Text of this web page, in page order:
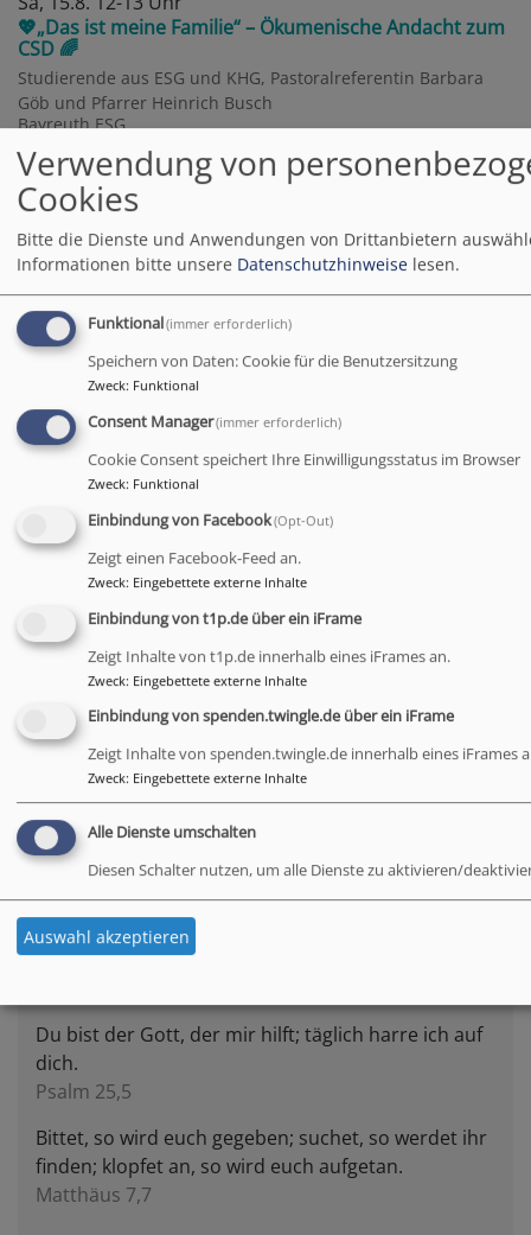
💖„Das ist meine Familie“ – Ökumenische Andacht zum
CSD 🌈
Studierende aus ESG und KHG, Pastoralreferentin Barbara
Göb und Pfarrer Heinrich Busch
Bayreuth ESG
Sa, 15.8. 19 Uhr
Abend-Gottesdienst
Dekan a. D. Hans Peetz
Obernsees St. Rupert Obernsees
Mo, 17.8. - Fr, 21.8.
Ferientag am Fichtelsee für Konfis
Anja Fuchs / Kerstin Schröder
Fichtelberg Fichtelsee
Mi, 19.8. 12-12:30 Uhr
Orgelmatinee zur Festspielzeit
Bayreuth
Sa, 22.8. 19 Uhr
Abend-Gottesdienst
Alexander Bischoff - CVJM-Sekretär
Obernsees St. Rupert Obernsees
Mi, 26.8. 12-12:30 Uhr
Orgelmatinee zur Festspielzeit
Bayreuth Stadtkirche Bayreuth
Tageslosung
Du bist der Gott, der mir hilft; täglich harre ich auf
dich.
Psalm 25,5
Bittet, so wird euch gegeben; suchet, so werdet ihr
finden; klopfet an, so wird euch aufgetan.
Matthäus 7,7
Verwendung von
Cookies
Bitte die Dienste und Anwendungen von Drittanbietern
Informationen bitte unsere Datenschutzhinweise lesen.
Funktional(immer erforderlich)
Speichern von Daten: Cookie für die Benutzersitzung
Zweck: Funktional
Consent Manager(immer erforderlich)
Cookie Consent speichert Ihre Einwilligungsstatus im Browser
Zweck: Funktional
Einbindung von Facebook(Opt-Out)
Zeigt einen Facebook-Feed an.
Zweck: Eingebettete externe Inhalte
Einbindung von t1p.de über ein iFrame
Zeigt Inhalte von t1p.de innerhalb eines iFrames an.
Zweck: Eingebettete externe Inhalte
Einbindung von spenden.twingle.de über ein iFrame
Zeigt Inhalte von spenden.twingle.de innerhalb eines iFrames
Zweck: Eingebettete externe Inhalte
Alle Dienste umschalten
Diesen Schalter nutzen, um alle Dienste zu aktivieren/
Auswahl akzeptieren